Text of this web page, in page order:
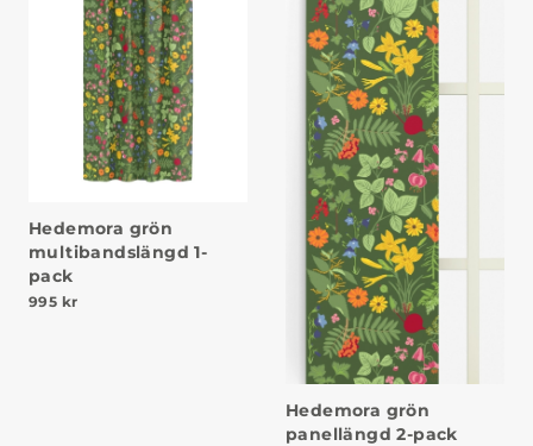
Hedemora grön
multibandslängd 1-
pack
995 kr
Hedemora grön
panellängd 2-pack